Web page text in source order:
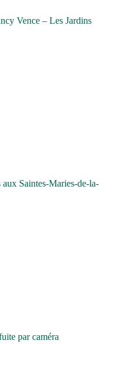
Vence – Les Jardins
Saintes-Maries-de-la-
par caméra